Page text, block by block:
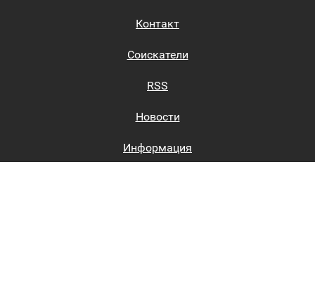
Контакт
Соискатели
RSS
Новости
Информация